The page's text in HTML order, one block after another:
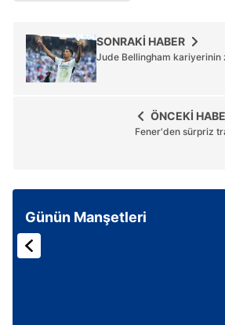
SONRAKİ HABER
Jude Bellingham kariyerinin
ÖNCEKİ
Fener'den sürpriz
Günün Manşetleri